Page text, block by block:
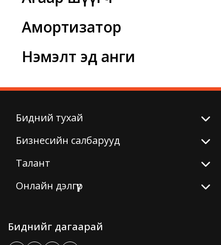
Амортизатор
Нэмэлт эд анги
Бидний тухай
Бизнесийн салбарууд
Талант
Онлайн дэлгүүр
Биднийг дагаарай